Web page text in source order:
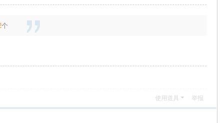
个
使用道具 举报